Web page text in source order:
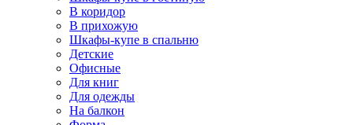
В коридор
В прихожую
Шкафы-купе в спальню
Детские
Офисные
Для книг
Для одежды
На балкон